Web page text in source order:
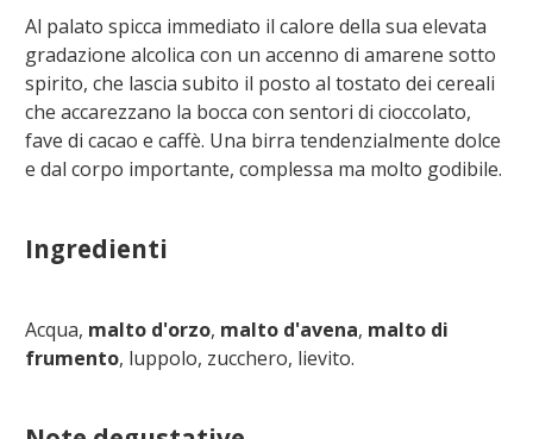
Al palato spicca immediato il calore della sua elevata
gradazione alcolica con un accenno di amarene sotto
spirito, che lascia subito il posto al tostato dei cereali
che accarezzano la bocca con sentori di cioccolato,
fave di cacao e caffè. Una birra tendenzialmente dolce
e dal corpo importante, complessa ma molto godibile.
Ingredienti
Acqua, malto d'orzo, malto d'avena, malto di
frumento, luppolo, zucchero, lievito.